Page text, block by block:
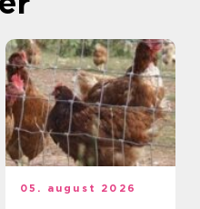
05. august 2026